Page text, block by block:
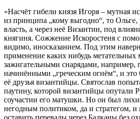
«Насчёт гибели князя Игоря – мутная
из принципа „кому выгодно“, то Ольге,
власть, а через неё Византии, под
княгиня. Сожжение Искоростеня с
видимо, иносказанием. Под этим
применение каких нибудь
зажигательными снарядами, например,
начинёнными „греческим огнём“, и это
её друзья византийцы. Святослав
паутину, которой византийцы опутали
соучастии его матушки. Но он был
негодным политиком, да и стратегом, и